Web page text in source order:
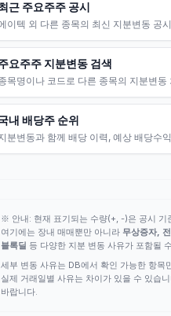
근 주요주주 공시
이텍 외 다른 종목의 최신 지분변동 공
요주주 지분변동 검색
목명이나 코드로 다른 종목의 지분변동
내 배당주 순위
분변동과 함께 배당 이력, 예상 배당수
※ 안내: 현재 표기되는 수량(+, -)은 공시 기
여기에는 장내 매매뿐만 아니라 무상증자,
블록딜 등 다양한 지분 변동 사유가 포함될
세부 변동 사유는 DB에서 확인 가능한 항목
실제 거래일별 사유는 차이가 있을 수 있습
바랍니다.